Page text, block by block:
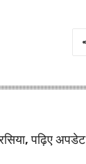
पढ़िए अपडेट